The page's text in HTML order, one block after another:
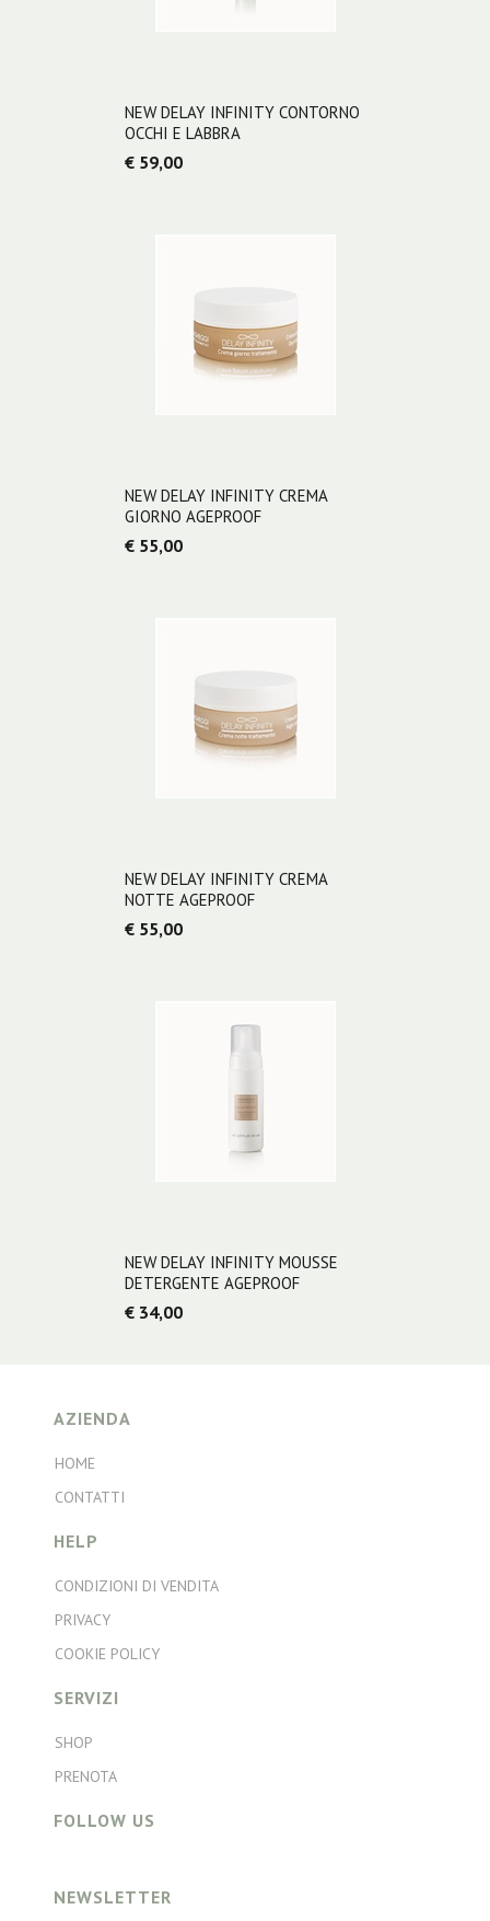
NEW DELAY INFINITY CONTORNO
OCCHI E LABBRA
€ 59,00
NEW DELAY INFINITY CREMA
GIORNO AGEPROOF
€ 55,00
NEW DELAY INFINITY CREMA
NOTTE AGEPROOF
€ 55,00
NEW DELAY INFINITY MOUSSE
DETERGENTE AGEPROOF
€ 34,00
AZIENDA
HOME
CONTATTI
HELP
CONDIZIONI DI VENDITA
PRIVACY
COOKIE POLICY
SERVIZI
SHOP
PRENOTA
FOLLOW US
NEWSLETTER